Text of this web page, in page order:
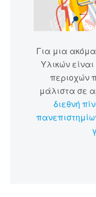
Για μια
Υλικών
περιοχών
μάλιστα σε
διεθνή